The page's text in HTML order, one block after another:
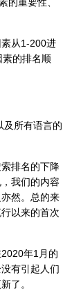
从1-200进
的排名顺
所有语言的
排名的下降
我们的内容
然。总的来
以来的首次
年1月的
有引起人们
了。